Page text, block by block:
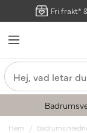
Fri frakt*
Hem